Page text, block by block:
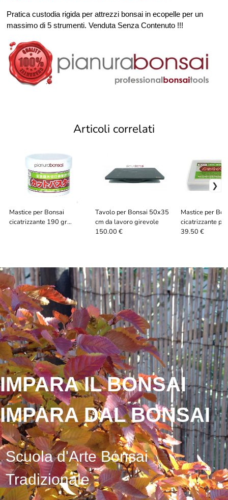
Pratica custodia rigida per attrezzi bonsai in ecopelle per un
massimo di 5 strumenti. Venduta Senza Contenuto !!!
Articoli correlati
Mastice per Bonsai
cicatrizzante 190 gr
Tavolo per Bonsai 50x35
cm da lavoro girevole
150.00 €
Mastice per
cicatrizzante
39.50 €
IMPARA IL BONSAI
IMPARA DAL BONSAI
Scuola d'Arte Bonsai
Tradizionale